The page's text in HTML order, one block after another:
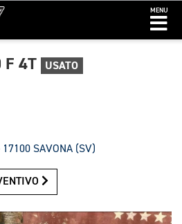
MENU
F 4T USATO
SAVONA (SV)